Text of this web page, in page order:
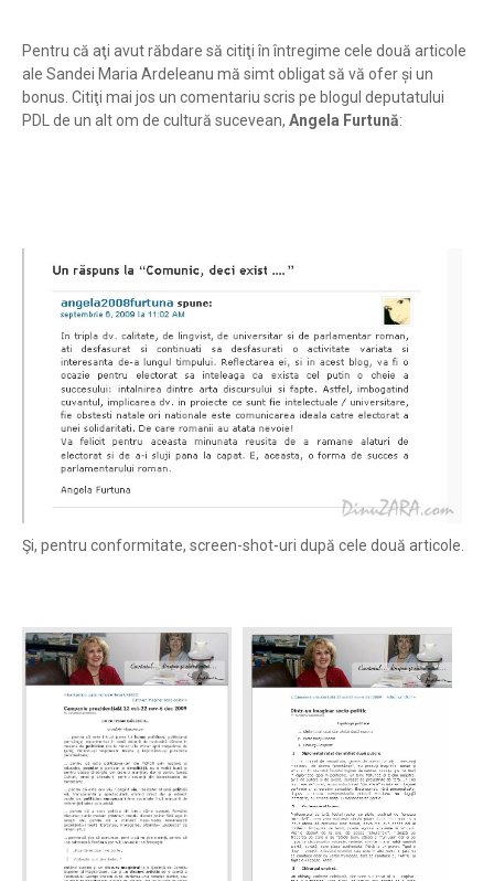
Pentru că aţi avut răbdare să citiţi în întregime cele două articole
ale Sandei Maria Ardeleanu mă simt obligat să vă ofer şi un
bonus. Citiţi mai jos un comentariu scris pe blogul deputatului
PDL de un alt om de cultură sucevean, Angela Furtună:
Şi, pentru conformitate, screen-shot-uri după cele două articole.